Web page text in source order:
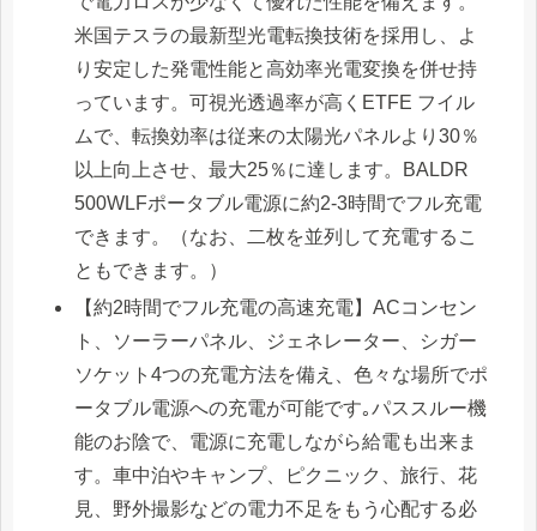
米国テスラの最新型光電転換技術を採用し、よ
り安定した発電性能と高効率光電変換を併せ持
っています。可視光透過率が高くETFE フイル
ムで、転換効率は従来の太陽光パネルより30％
以上向上させ、最大25％に達します。BALDR
500WLFポータブル電源に約2-3時間でフル充電
できます。（なお、二枚を並列して充電するこ
ともできます。）
【約2時間でフル充電の高速充電】ACコンセン
ト、ソーラーパネル、ジェネレーター、シガー
ソケット4つの充電方法を備え、色々な場所でポ
ータブル電源への充電が可能です｡パススルー機
能のお陰で、電源に充電しながら給電も出来ま
す。車中泊やキャンプ、ピクニック、旅行、花
見、野外撮影などの電力不足をもう心配する必